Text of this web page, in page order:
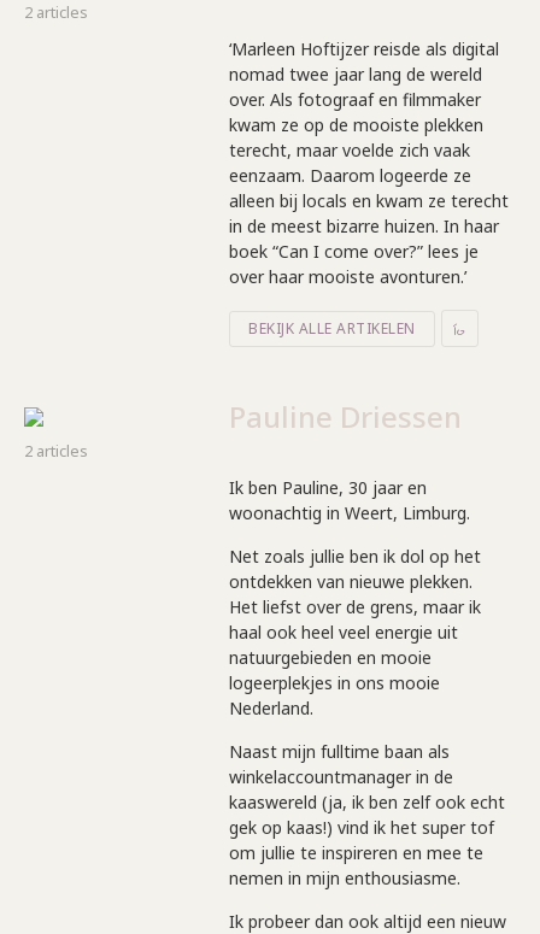
2 articles
‘Marleen Hoftijzer reisde als digital
nomad twee jaar lang de wereld
over. Als fotograaf en filmmaker
kwam ze op de mooiste plekken
terecht, maar voelde zich vaak
eenzaam. Daarom logeerde ze
alleen bij locals en kwam ze terecht
in de meest bizarre huizen. In haar
boek “Can I come over?” lees je
over haar mooiste avonturen.’
BEKIJK ALLE ARTIKELEN
Pauline Driessen
2 articles
Ik ben Pauline, 30 jaar en
woonachtig in Weert, Limburg.
Net zoals jullie ben ik dol op het
ontdekken van nieuwe plekken.
Het liefst over de grens, maar ik
haal ook heel veel energie uit
natuurgebieden en mooie
logeerplekjes in ons mooie
Nederland.
Naast mijn fulltime baan als
winkelaccountmanager in de
kaaswereld (ja, ik ben zelf ook echt
gek op kaas!) vind ik het super tof
om jullie te inspireren en mee te
nemen in mijn enthousiasme.
Ik probeer dan ook altijd een nieuw